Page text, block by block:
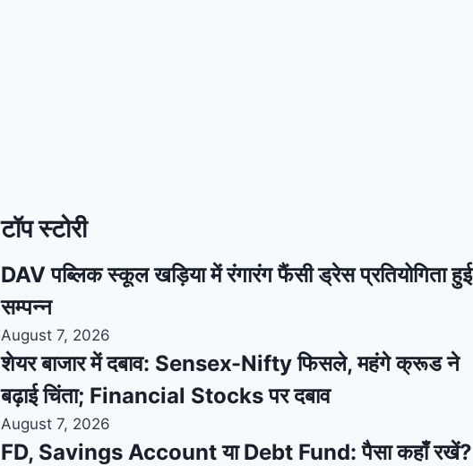
टॉप स्टोरी
DAV पब्लिक स्कूल खड़िया में रंगारंग फैंसी ड्रेस प्रतियोगिता हुई
सम्पन्न
August 7, 2026
शेयर बाजार में दबाव: Sensex-Nifty फिसले, महंगे क्रूड ने
बढ़ाई चिंता; Financial Stocks पर दबाव
August 7, 2026
FD, Savings Account या Debt Fund: पैसा कहाँ रखें?